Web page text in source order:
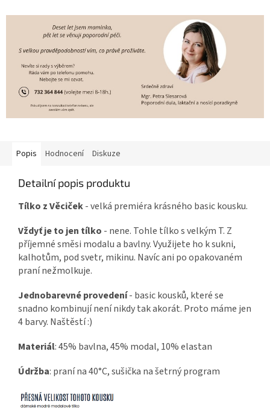
Popis Hodnocení Diskuze
Detailní popis produktu
Tílko z Věciček- velká premiéra krásného basic kousku.
Vždyť je to jen tílko - nene. Tohle tílko s velkým T. Z
příjemné směsi modalu a bavlny. Využijete ho k sukni,
kalhotům, pod svetr, mikinu. Navíc ani po opakovaném
praní nežmolkuje.
Jednobarevné provedení- basic kousků, které se
snadno kombinují není nikdy tak akorát. Proto máme jen
4 barvy. Naštěstí :)
Materiál: 45% bavlna, 45% modal, 10% elastan
Údržba: praní na 40°C, sušička na šetrný program